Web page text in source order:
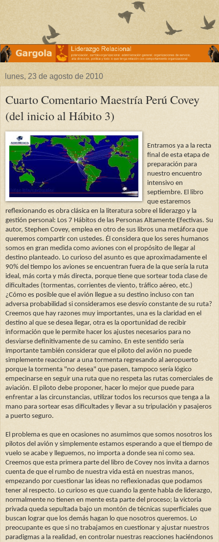
lunes, 23 de agosto de 2010
Cuarto Comentario Maestría Perú Covey
(del inicio al Hábito 3)
Entramos ya a la recta
final de esta etapa de
preparación para
nuestro encuentro
intensivo en
septiembre. El libro
que estaremos
reflexionando es obra clásica en la literatura sobre el liderazgo y la
gestión personal: Los 7 Hábitos de las Personas Altamente Efectivas. Su
autor, Stephen Covey, emplea en otro de sus libros una metáfora que
queremos compartir con ustedes. Él considera que los seres humanos
somos en gran medida como aviones con el propósito de llegar al
destino planteado. Lo curioso del asunto es que aproximadamente el
90% del tiempo los aviones se encuentran fuera de la que sería la ruta
ideal, más corta y más directa, porque tiene que sortear toda clase de
dificultades (tormentas, corrientes de viento, tráfico aéreo, etc.)
¿Cómo es posible que el avión llegue a su destino incluso con tan
adversa probabilidad si consideramos ese desvío constante de su ruta?
Creemos que hay razones muy importantes, una es la claridad en el
destino al que se desea llegar, otra es la oportunidad de recibir
información que le permite hacer los ajustes necesarios para no
desviarse definitivamente de su camino. En este sentido sería
importante también considerar que el piloto del avión no puede
simplemente reaccionar a una tormenta regresando al aeropuerto
porque la tormenta "no desea" que pasen, tampoco sería lógico
empecinarse en seguir una ruta que no respeta las rutas comerciales de
aviación. El piloto debe proponer, hacer lo mejor que puede para
enfrentar a las circunstancias, utilizar todos los recursos que tenga a la
mano para sortear esas dificultades y llevar a su tripulación y pasajeros
a puerto seguro.
El problema es que en ocasiones no asumimos que somos nosotros los
pilotos del avión y simplemente estamos esperando a que el tiempo de
vuelo se acabe y lleguemos, no importa a donde sea ni como sea.
Creemos que esta primera parte del libro de Covey nos invita a darnos
cuenta de que el rumbo de nuestra vida está en nuestras manos,
empezando por cuestionar las ideas no reflexionadas que podamos
tener al respecto. Lo curioso es que cuando la gente habla de liderazgo,
normalmente no tienen en mente esta parte del proceso; la victoria
privada queda sepultada bajo un montón de técnicas superficiales que
buscan lograr que los demás hagan lo que nosotros queremos. Lo
preocupante es que si no trabajamos en cuestionar y ajustar nuestros
paradigmas a la realidad, en controlar nuestras reacciones haciéndonos